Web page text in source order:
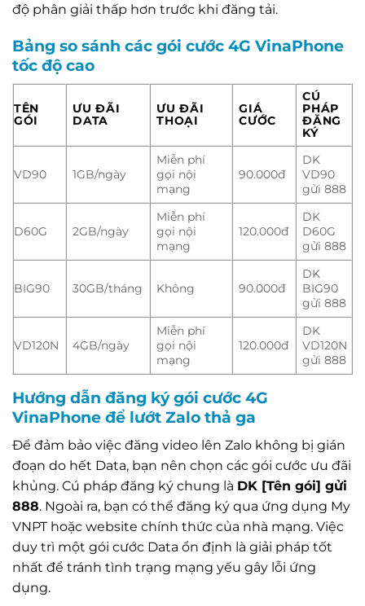
độ phân giải thấp hơn trước khi đăng tải.
Bảng so sánh các gói cước 4G VinaPhone
tốc độ cao
TÊN
GÓI
ƯU ĐÃI
DATA
ƯU ĐÃI
THOẠI
GIÁ
CƯỚC
CÚ
PHÁP
ĐĂNG
KÝ
VD90 1GB/ngày
Miễn phí
gọi nội
mạng
90.000đ
DK
VD90
gửi 888
D60G 2GB/ngày
Miễn phí
gọi nội
mạng
120.000đ
DK
D60G
gửi 888
BIG90 30GB/tháng Không 90.000đ
DK
BIG90
gửi 888
VD120N 4GB/ngày
Miễn phí
gọi nội
mạng
120.000đ
DK
VD120N
gửi 888
Hướng dẫn đăng ký gói cước 4G
VinaPhone để lướt Zalo thả ga
Để đảm bảo việc đăng video lên Zalo không bị gián
đoạn do hết Data, bạn nên chọn các gói cước ưu đãi
khủng. Cú pháp đăng ký chung là DK [Tên gói] gửi
888. Ngoài ra, bạn có thể đăng ký qua ứng dụng My
VNPT hoặc website chính thức của nhà mạng. Việc
duy trì một gói cước Data ổn định là giải pháp tốt
nhất để tránh tình trạng mạng yếu gây lỗi ứng
dụng.